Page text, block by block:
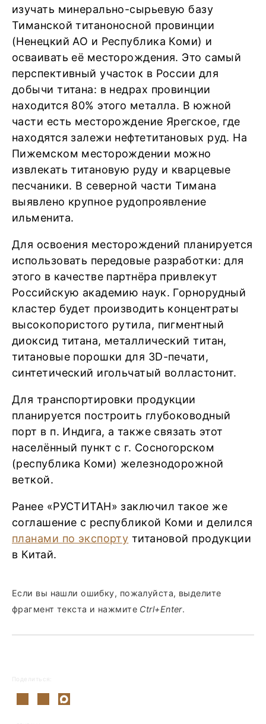
изучать минерально-сырьевую базу
Тиманской титаноносной провинции
(Ненецкий АО и Республика Коми) и
осваивать её месторождения. Это самый
перспективный участок в России для
добычи титана: в недрах провинции
находится 80% этого металла. В южной
части есть месторождение Ярегское, где
находятся залежи нефтетитановых руд. На
Пижемском месторождении можно
извлекать титановую руду и кварцевые
песчаники. В северной части Тимана
выявлено крупное рудопроявление
ильменита.
Для освоения месторождений планируется
использовать передовые разработки: для
этого в качестве партнёра привлекут
Российскую академию наук. Горнорудный
кластер будет производить концентраты
высокопористого рутила, пигментный
диоксид титана, металлический титан,
титановые порошки для 3D-печати,
синтетический игольчатый волластонит.
Для транспортировки продукции
планируется построить глубоководный
порт в п. Индига, а также связать этот
населённый пункт с г. Сосногорском
(республика Коми) железнодорожной
веткой.
Ранее «РУСТИТАН» заключил такое же
соглашение с республикой Коми и делился
планами по экспорту титановой продукции
в Китай.
Если вы нашли ошибку, пожалуйста, выделите
фрагмент текста и нажмите Ctrl+Enter.
Поделиться: